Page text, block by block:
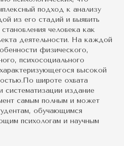
подход к анализу
из его стадий и выявить
человека как
деятельности. На каждой
физического,
психосоциального
высокой
широте охвата
систематизации издание
самым полным и может
обучающимся
психологам и научным